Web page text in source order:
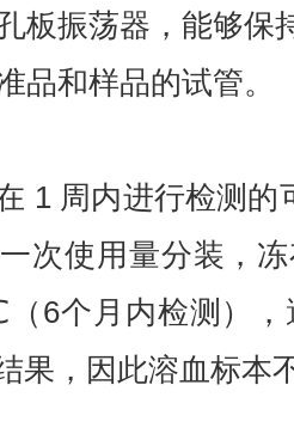
板振荡器，能够保
品和样品的试管。
1 周内进行检测
次使用量分装，
6个月内检测）
果，因此溶血标本